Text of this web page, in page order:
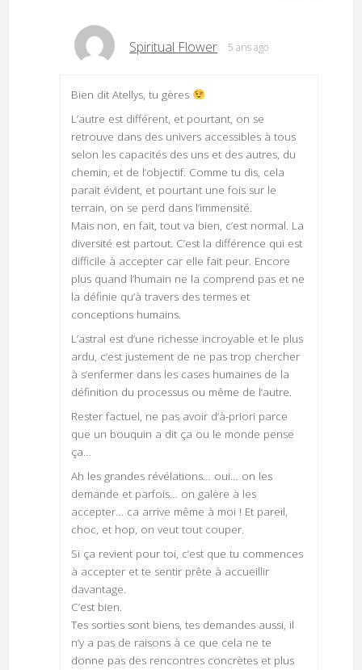
Spiritual Flower 5 ans ago
Bien dit Atellys, tu gères
L’autre est différent, et pourtant, on se
retrouve dans des univers accessibles à tous
selon les capacités des uns et des autres, du
chemin, et de l’objectif. Comme tu dis, cela
parait évident, et pourtant une fois sur le
terrain, on se perd dans l’immensité.
Mais non, en fait, tout va bien, c’est normal. La
diversité est partout. C’est la différence qui est
difficile à accepter car elle fait peur. Encore
plus quand l’humain ne la comprend pas et ne
la définie qu’à travers des termes et
conceptions humains.
L’astral est d’une richesse incroyable et le plus
ardu, c’est justement de ne pas trop chercher
à s’enfermer dans les cases humaines de la
définition du processus ou même de l’autre.
Rester factuel, ne pas avoir d’à-priori parce
que un bouquin a dit ça ou le monde pense
ça…
Ah les grandes révélations… oui… on les
demande et parfois… on galère à les
accepter… ca arrive même à moi ! Et pareil,
choc, et hop, on veut tout couper.
Si ça revient pour toi, c’est que tu commences
à accepter et te sentir prête à accueillir
davantage.
C’est bien.
Tes sorties sont biens, tes demandes aussi, il
n’y a pas de raisons à ce que cela ne te
donne pas des rencontres concrètes et plus